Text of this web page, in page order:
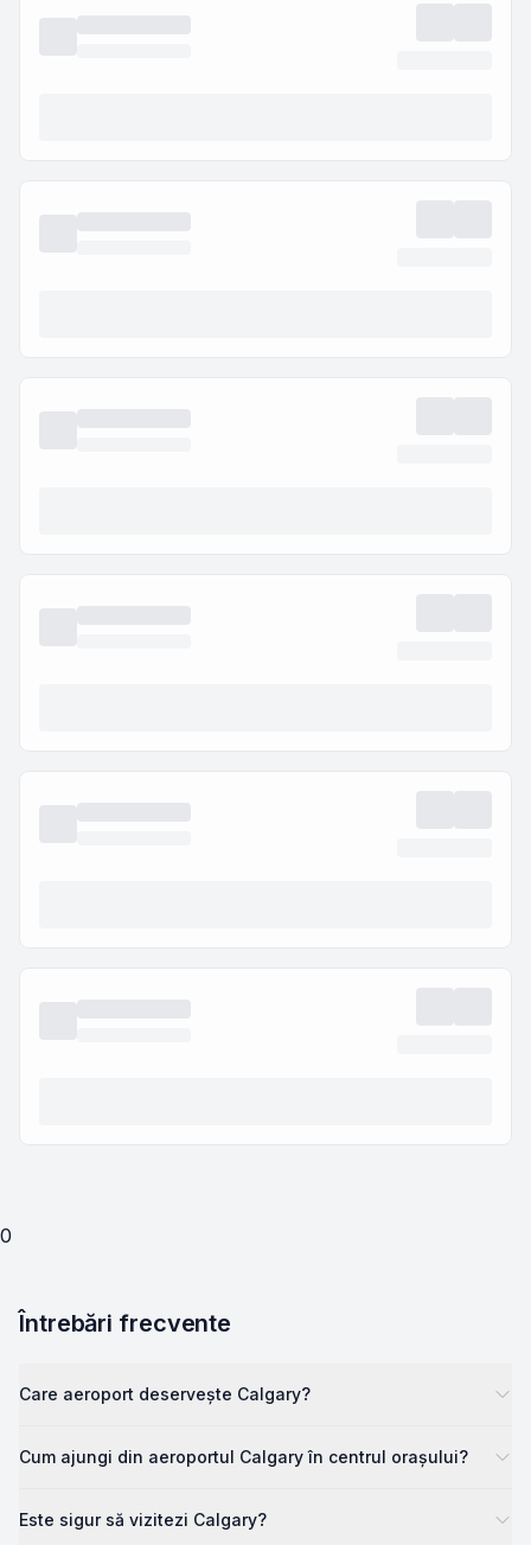
0
Întrebări frecvente
Care aeroport deservește Calgary?
Cum ajungi din aeroportul Calgary în centrul orașului?
Este sigur să vizitezi Calgary?